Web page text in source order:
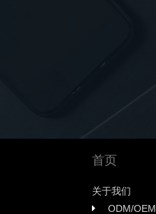
首页
关于我们
ODM/OEM